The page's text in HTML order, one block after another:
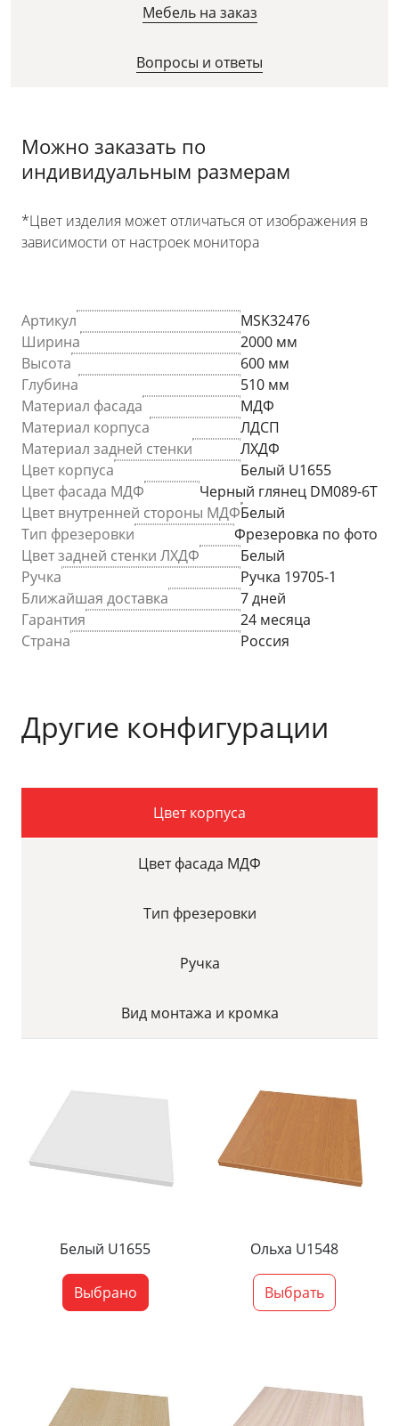
Мебель на заказ
Вопросы и ответы
Можно заказать по
индивидуальным размерам
*Цвет изделия может отличаться от изображения в
зависимости от настроек монитора
Артикул
MSK32476
Ширина
2000 мм
Высота
600 мм
Глубина
510 мм
Материал фасада
МДФ
Материал корпуса
ЛДСП
Материал задней стенки
ЛХДФ
Цвет корпуса
Белый U1655
Цвет фасада МДФ
Черный глянец DM089-6T
Цвет внутренней стороны МДФБелый
Тип фрезеровки
Фрезеровка по фото
Цвет задней стенки ЛХДФ
Белый
Ручка
Ручка 19705-1
Ближайшая доставка
7 дней
Гарантия
24 месяца
Страна
Россия
Другие конфигурации
Цвет корпуса
Цвет фасада МДФ
Тип фрезеровки
Ручка
Вид монтажа и кромка
Белый U1655
Выбрано
Ольха U1548
Выбрать